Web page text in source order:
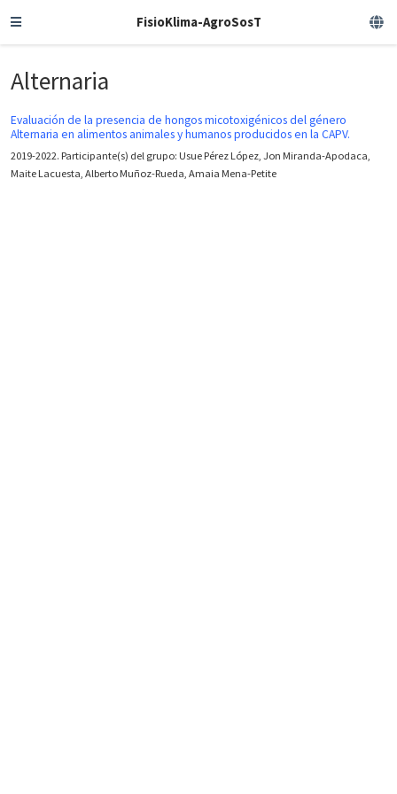
FisioKlima-AgroSosT
Alternaria
Evaluación de la presencia de hongos micotoxigénicos del género
Alternaria en alimentos animales y humanos producidos en la CAPV.
2019-2022. Participante(s) del grupo: Usue Pérez López, Jon Miranda-Apodaca,
Maite Lacuesta, Alberto Muñoz-Rueda, Amaia Mena-Petite